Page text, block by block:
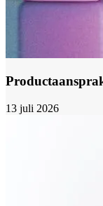
13 juli 2026